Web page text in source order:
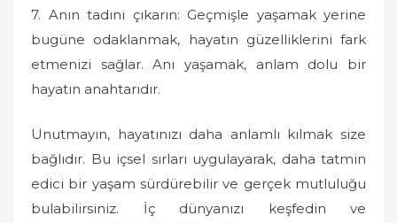
7. Anın tadını çıkarın: Geçmişle yaşamak yerine
bugüne odaklanmak, hayatın güzelliklerini fark
etmenizi sağlar. Anı yaşamak, anlam dolu bir
hayatın anahtarıdır.
Unutmayın, hayatınızı daha anlamlı kılmak size
bağlıdır. Bu içsel sırları uygulayarak, daha tatmin
edici bir yaşam sürdürebilir ve gerçek mutluluğu
bulabilirsiniz. İç dünyanızı keşfedin ve